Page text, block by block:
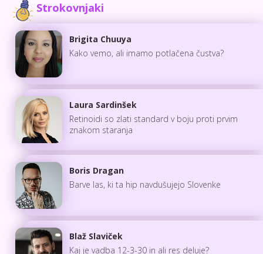
Strokovnjaki
Brigita Chuuya
Kako vemo, ali imamo potlačena čustva?
Laura Sardinšek
Retinoidi so zlati standard v boju proti prvim
znakom staranja
Boris Dragan
Barve las, ki ta hip navdušujejo Slovenke
Blaž Slaviček
Kaj je vadba 12-3-30 in ali res deluje?